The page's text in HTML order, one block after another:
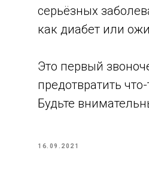
серьёзных
как диабет или
Это первый
предотвратить
Будьте
16.09.2021